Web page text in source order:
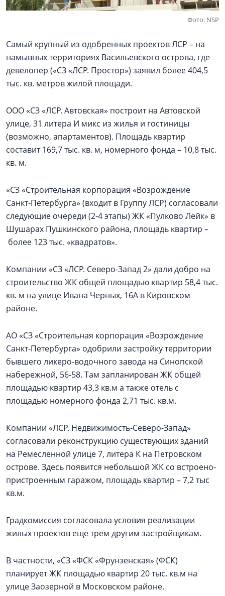
Фото: NSP
Самый крупный из одобренных проектов ЛСР – на
намывных территориях Васильевского острова, где
девелопер («СЗ «ЛСР. Простор») заявил более 404,5
тыс. кв. метров жилой площади.
ООО «СЗ «ЛСР. Автовская» построит на Автовской
улице, 31 литера И микс из жилья и гостиницы
(возможно, апартаментов). Площадь квартир
составит 169,7 тыс. кв. м, номерного фонда – 10,8 тыс.
кв. м.
«СЗ «Строительная корпорация «Возрождение
Санкт‑Петербурга» (входит в Группу ЛСР) согласовали
следующие очереди (2-4 этапы) ЖК «Пулково Лейк» в
Шушарах Пушкинского района, площадь квартир –
более 123 тыс. «квадратов».
Компании «СЗ «ЛСР. Северо-Запад 2» дали добро на
строительство ЖК общей площадью квартир 58,4 тыс.
кв. м на улице Ивана Черных, 16А в Кировском
районе.
АО «СЗ «Строительная корпорация «Возрождение
Санкт‑Петербурга» одобрили застройку территории
бывшего ликеро-водочного завода на Синопской
набережной, 56-58. Там запланирован ЖК общей
площадью квартир 43,3 кв.м а также отель с
площадью номерного фонда 2,71 тыс. кв.м.
Компании «ЛСР. Недвижимость-Северо-Запад»
согласовали реконструкцию существующих зданий
на Ремесленной улице 7, литера К на Петровском
острове. Здесь появится небольшой ЖК со встроено-
пристроенным гаражом, площадь квартир – 7,2 тыс
кв.м.
Градкомиссия согласовала условия реализации
жилых проектов еще трем другим застройщикам.
В частности, «СЗ «ФСК «Фрунзенская» (ФСК)
планирует ЖК площадью квартир 20 тыс. кв.м на
улице Заозерной в Московском районе.